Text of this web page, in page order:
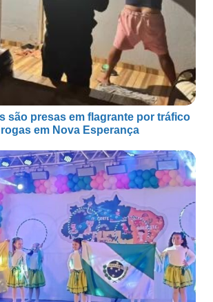
são presas em flagrante por tráfico
em Nova Esperança